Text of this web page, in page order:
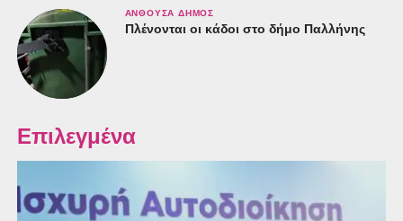
ΑΝΘΟΎΣΑ ΔΉΜΟΣ
Πλένονται οι κάδοι στο δήμο Παλλήνης
Επιλεγμένα